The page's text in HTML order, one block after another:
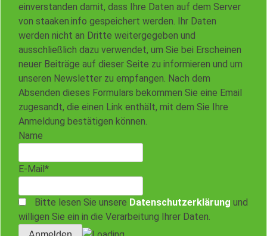
einverstanden damit, dass Ihre Daten auf dem Server
von staaken.info gespeichert werden. Ihr Daten
werden nicht an Dritte weitergegeben und
ausschließlich dazu verwendet, um Sie bei Erscheinen
neuer Beiträge auf dieser Seite zu informieren und um
unseren Newsletter zu empfangen. Nach dem
Absenden dieses Formulars bekommen Sie eine Email
zugesandt, die einen Link enthält, mit dem Sie Ihre
Anmeldung bestätigen können.
Name
E-Mail*
Bitte lesen Sie unsere Datenschutzerklärung und
willigen Sie ein in die Verarbeitung Ihrer Daten.